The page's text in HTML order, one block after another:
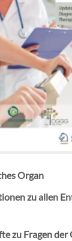
Organ
zu allen
zu Fragen